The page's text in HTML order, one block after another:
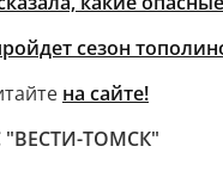
сезон
на сайте!
"ВЕСТИ-ТОМСК"